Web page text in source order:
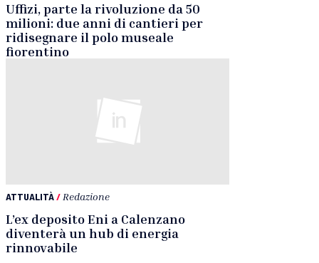
Uffizi, parte la rivoluzione da 50
milioni: due anni di cantieri per
ridisegnare il polo museale
fiorentino
ATTUALITÀ/ Redazione
L’ex deposito Eni a Calenzano
diventerà un hub di energia
rinnovabile